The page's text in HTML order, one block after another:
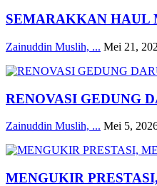
SEMARAKKAN HAUL
Zainuddin Muslih, ... Mei 21,
RENOVASI GEDUNG
Zainuddin Muslih, ... Mei 5,
MENGUKIR